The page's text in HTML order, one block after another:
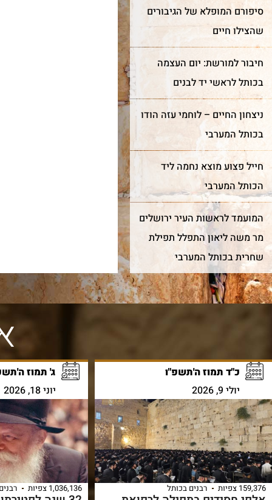
סיפורם המופלא של הגיבורים
שהצילו חיים
חיבור למורשת: יום העצמה
בכותל לראשי יד לבנים
ניצחון החיים – לוחמי עזה הודו
בכותל המערבי
חייל פצוע מוצא נחמה ליד
הכותל המערבי
המועמד לראשות העיר ירושלים
מר משה ליאון התפלל תפילת
שחרית בכותל המערבי
כ"ד תמוז ה'תשפ"ו
יולי 9, 2026
159,376 צפיות רבנים בכותל
ג' תמוז
יוני 18, 2026
1,036,136 צפיות